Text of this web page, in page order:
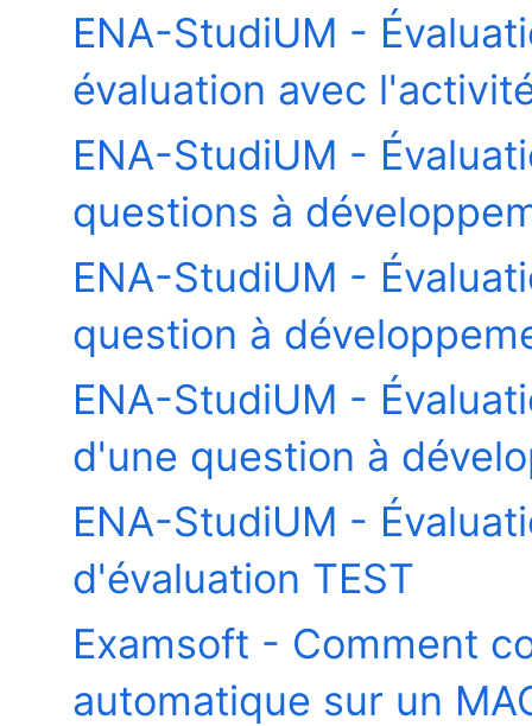
ENA-StudiUM -
évaluation avec
ENA-StudiUM -
questions à
ENA-StudiUM -
question à
ENA-StudiUM -
d'une question à
ENA-StudiUM -
d'évaluation TEST
Examsoft - Comment
automatique sur un